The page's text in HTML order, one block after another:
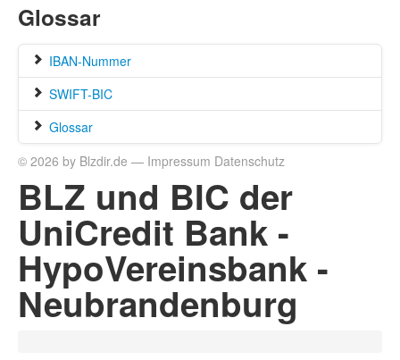
Glossar
IBAN-Nummer
SWIFT-BIC
Glossar
© 2026 by Blzdir.de — Impressum Datenschutz
BLZ und BIC der
UniCredit Bank -
HypoVereinsbank -
Neubrandenburg